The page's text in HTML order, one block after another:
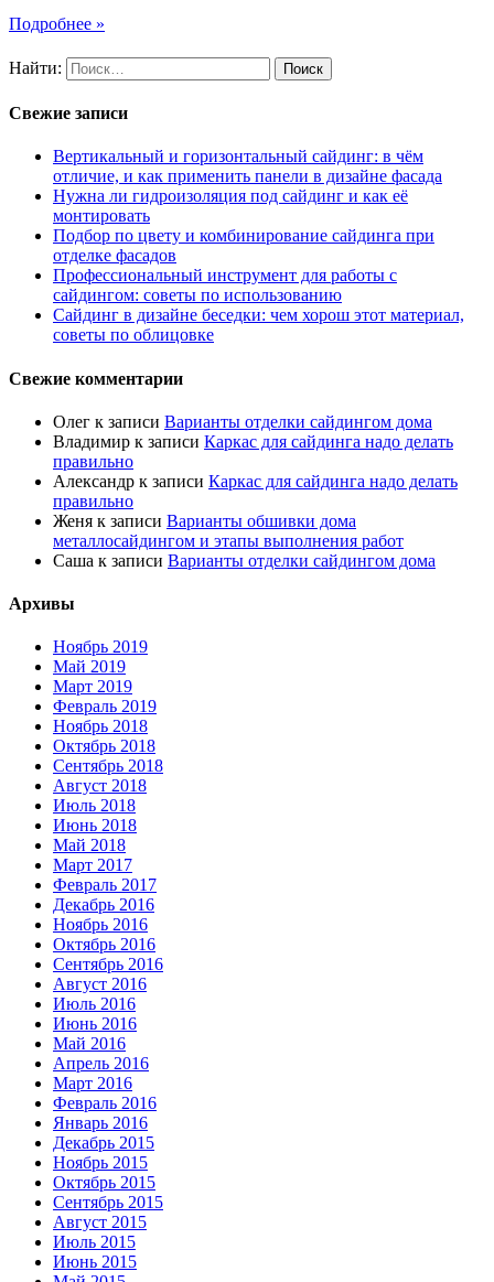
Подробнее »
Найти:
Свежие записи
Вертикальный и горизонтальный сайдинг: в чём
отличие, и как применить панели в дизайне фасада
Нужна ли гидроизоляция под сайдинг и как её
монтировать
Подбор по цвету и комбинирование сайдинга при
отделке фасадов
Профессиональный инструмент для работы с
сайдингом: советы по использованию
Сайдинг в дизайне беседки: чем хорош этот материал,
советы по облицовке
Свежие комментарии
Олег к записи Варианты отделки сайдингом дома
Владимир к записи Каркас для сайдинга надо делать
правильно
Александр к записи Каркас для сайдинга надо делать
правильно
Женя к записи Варианты обшивки дома
металлосайдингом и этапы выполнения работ
Саша к записи Варианты отделки сайдингом дома
Архивы
Ноябрь 2019
Май 2019
Март 2019
Февраль 2019
Ноябрь 2018
Октябрь 2018
Сентябрь 2018
Август 2018
Июль 2018
Июнь 2018
Май 2018
Март 2017
Февраль 2017
Декабрь 2016
Ноябрь 2016
Октябрь 2016
Сентябрь 2016
Август 2016
Июль 2016
Июнь 2016
Май 2016
Апрель 2016
Март 2016
Февраль 2016
Январь 2016
Декабрь 2015
Ноябрь 2015
Октябрь 2015
Сентябрь 2015
Август 2015
Июль 2015
Июнь 2015